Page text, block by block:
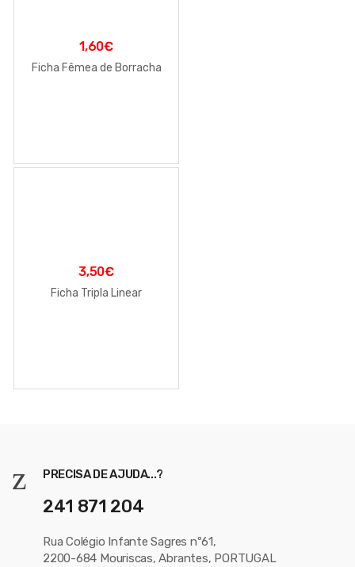
1,60€
Ficha Fêmea de Borracha
3,50€
Ficha Tripla Linear
PRECISA DE AJUDA...?
241 871 204
Rua Colégio Infante Sagres nº61,
2200-684 Mouriscas, Abrantes, PORTUGAL